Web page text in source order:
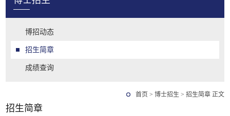
博招动态
招生简章
成绩查询
首页 > 博士招生 > 招生简章正文
招生简章